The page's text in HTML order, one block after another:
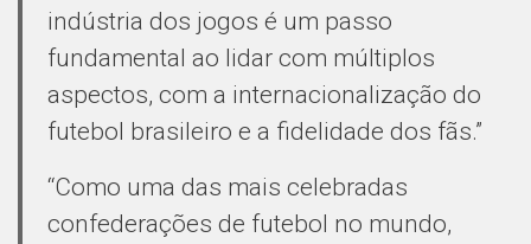
indústria dos jogos é um passo
fundamental ao lidar com múltiplos
aspectos, com a internacionalização do
futebol brasileiro e a fidelidade dos fãs.”
“Como uma das mais celebradas
confederações de futebol no mundo,